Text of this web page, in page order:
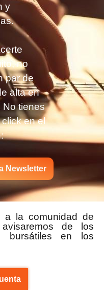
y
no
par de
alta en
No tienes
en el
Newsletter
a la comunidad de
de los
bursátiles en los